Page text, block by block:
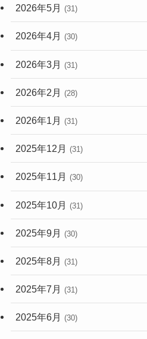
2026年5月 (31)
2026年4月 (30)
2026年3月 (31)
2026年2月 (28)
2026年1月 (31)
2025年12月 (31)
2025年11月 (30)
2025年10月 (31)
2025年9月 (30)
2025年8月 (31)
2025年7月 (31)
2025年6月 (30)